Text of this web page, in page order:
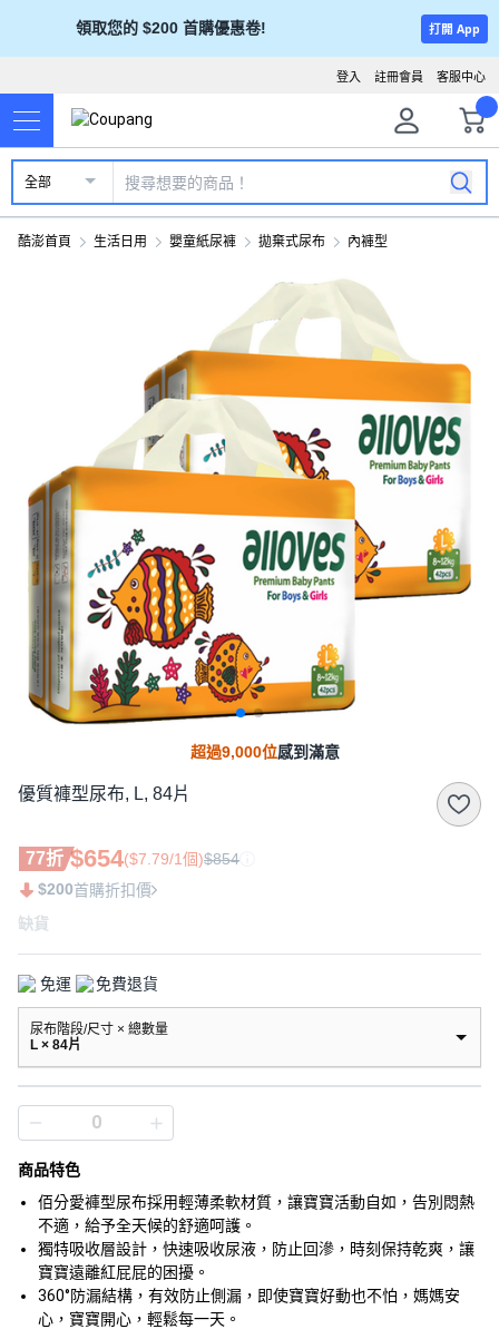
領取您的 $200 首購優惠卷! 打開 App
客服中心
註冊會員
登入
全部
酷澎首頁 生活日用 嬰童紙尿褲 拋棄式尿布 內褲型
超過9,000位感到滿意
優質褲型尿布, L, 84片
77折 $654($7.79/1個)$854
$200首購折扣價
缺貨
免運 免費退貨
尿布階段/尺寸 × 總數量
L × 84片
商品特色
佰分愛褲型尿布採用輕薄柔軟材質，讓寶寶活動自如，告別悶熱
不適，給予全天候的舒適呵護。
獨特吸收層設計，快速吸收尿液，防止回滲，時刻保持乾爽，讓
寶寶遠離紅屁屁的困擾。
360°防漏結構，有效防止側漏，即使寶寶好動也不怕，媽媽安
心，寶寶開心，輕鬆每一天。